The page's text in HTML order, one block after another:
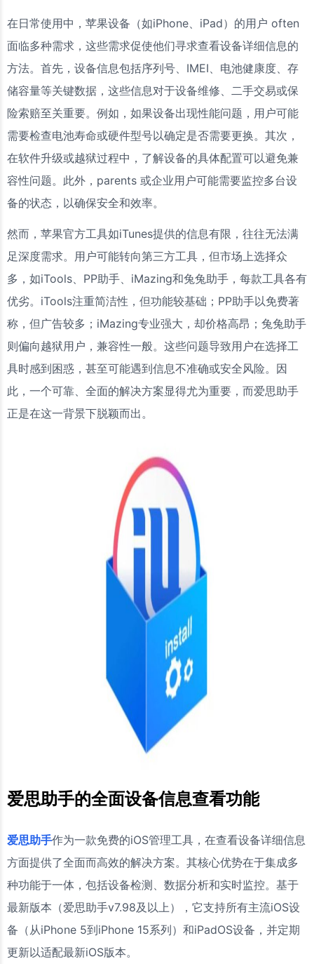
在日常使用中，苹果设备（如iPhone、iPad）的用户 often
面临多种需求，这些需求促使他们寻求查看设备详细信息的
方法。首先，设备信息包括序列号、IMEI、电池健康度、存
储容量等关键数据，这些信息对于设备维修、二手交易或保
险索赔至关重要。例如，如果设备出现性能问题，用户可能
需要检查电池寿命或硬件型号以确定是否需要更换。其次，
在软件升级或越狱过程中，了解设备的具体配置可以避免兼
容性问题。此外，parents 或企业用户可能需要监控多台设
备的状态，以确保安全和效率。
然而，苹果官方工具如iTunes提供的信息有限，往往无法满
足深度需求。用户可能转向第三方工具，但市场上选择众
多，如iTools、PP助手、iMazing和兔兔助手，每款工具各有
优劣。iTools注重简洁性，但功能较基础；PP助手以免费著
称，但广告较多；iMazing专业强大，却价格高昂；兔兔助手
则偏向越狱用户，兼容性一般。这些问题导致用户在选择工
具时感到困惑，甚至可能遇到信息不准确或安全风险。因
此，一个可靠、全面的解决方案显得尤为重要，而爱思助手
正是在这一背景下脱颖而出。
爱思助手的全面设备信息查看功能
爱思助手作为一款免费的iOS管理工具，在查看设备详细信息
方面提供了全面而高效的解决方案。其核心优势在于集成多
种功能于一体，包括设备检测、数据分析和实时监控。基于
最新版本（爱思助手v7.98及以上），它支持所有主流iOS设
备（从iPhone 5到iPhone 15系列）和iPadOS设备，并定期
更新以适配最新iOS版本。